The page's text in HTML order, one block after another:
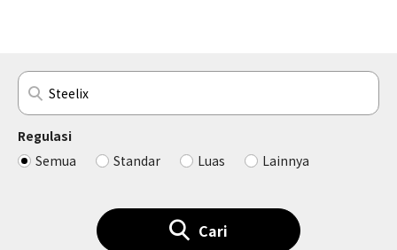
Regulasi
Semua
Standar Luas Lainnya
Cari